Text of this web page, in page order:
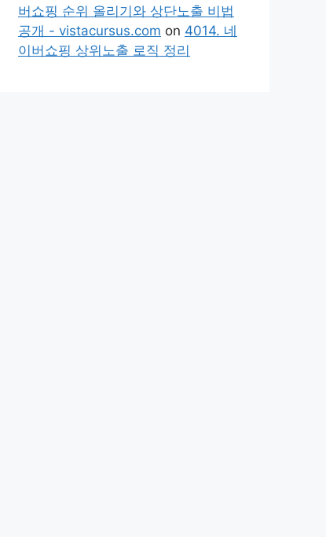
버쇼핑 순위 올리기와 상단노출 비법
공개 - vistacursus.com on 4014. 네
이버쇼핑 상위노출 로직 정리